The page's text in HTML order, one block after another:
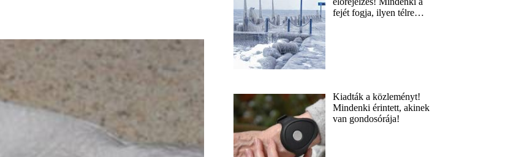
fejét fogja, ilyen télre…
Kiadták a közleményt!
Mindenki érintett, akinek
van gondosórája!